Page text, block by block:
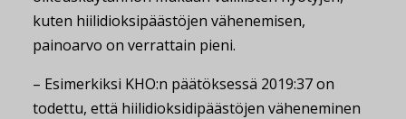
kuten hiilidioksipäästöjen vähenemisen,
painoarvo on verrattain pieni.
– Esimerkiksi KHO:n päätöksessä 2019:37 on
todettu, että hiilidioksidipäästöjen väheneminen